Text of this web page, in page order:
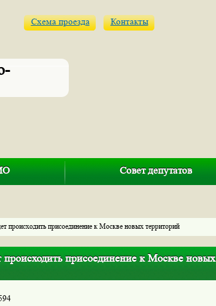
Схема проезда Контакты
Совет депутатов
происходить присоединение к Москве новых территорий
происходить присоединение к Москве новых